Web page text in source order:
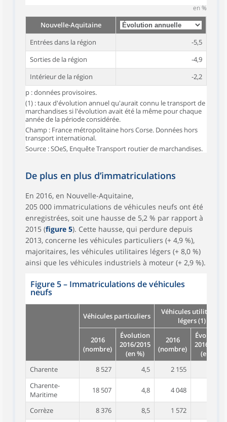
en %
Nouvelle-Aquitaine
Entrées dans la région
-5,5
Sorties de la région
-4,9
Intérieur de la région
-2,2
p : données provisoires.
(1) : taux d'évolution annuel qu'aurait connu le transport de
marchandises si l'évolution avait été la même pour chaque
année de la période considérée.
Champ : France métropolitaine hors Corse. Données hors
transport international.
Source : SOeS, Enquête Transport routier de marchandises.
De plus en plus d’immatriculations
En 2016, en Nouvelle-Aquitaine,
205 000 immatriculations de véhicules neufs ont été
enregistrées, soit une hausse de 5,2 % par rapport à
2015 (figure 5). Cette hausse, qui perdure depuis
2013, concerne les véhicules particuliers (+ 4,9 %),
majoritaires, les véhicules utilitaires légers (+ 8,0 %)
ainsi que les véhicules industriels à moteur (+ 2,9 %).
Figure 5– Immatriculations de véhicules
neufs
Véhicules particuliers
Véhicules utilitaires
légers (1)
2016
(nombre)
Évolution
2016/2015
(en %)
2016
(nombre)
Évolution
2016/2015
(en %)
Charente
8 527 4,5 2 155
Charente-
Maritime
18 507 4,8 4 048
Corrèze 8 376 8,5 1 572